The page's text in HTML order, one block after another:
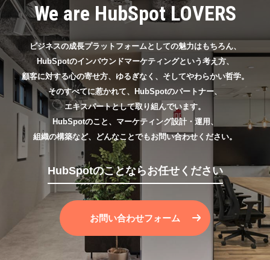
We are HubSpot LOVERS
ビジネスの成長プラットフォームとしての魅力はもちろん、
HubSpotのインバウンドマーケティングという考え方、
顧客に対する心の寄せ方、ゆるぎなく、そしてやわらかい哲学。
そのすべてに惹かれて、HubSpotのパートナー、
エキスパートとして取り組んでいます。
HubSpotのこと、マーケティング設計・運用、
組織の構築など、どんなことでもお問い合わせください。
HubSpotのことならお任せください
お問い合わせフォーム